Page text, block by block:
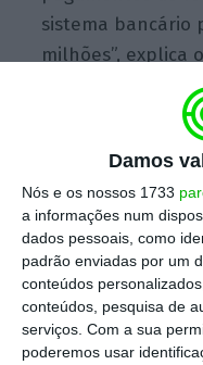
Damos
Nós e os nossos 1733
a informações num
dados pessoais, como
padrão enviadas por um
conteúdos
conteúdos, pesquisa de
serviços. Com a sua
poderemos usar
sistema bancário
milhões”, explica
sociais dos
retalho em
O numerário foi o
custos para os
euros, o que
Os pagamentos
representaram
pelo sistema